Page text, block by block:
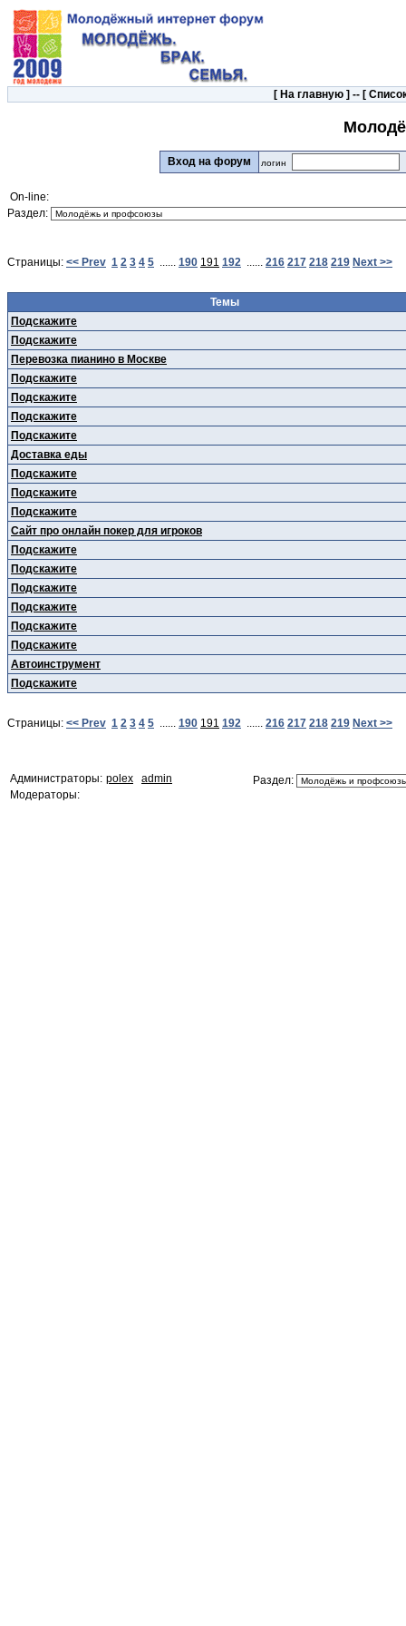
[ На главную] -- [
Вход на форум логин
On-line:
Раздел:
Страницы: << Prev 1 2 3 4 5 ...... 190 191 192 ...... 216 217 218 219 Next >>
Темы
Подскажите
Подскажите
Перевозка пианино в Москве
Подскажите
Подскажите
Подскажите
Подскажите
Доставка еды
Подскажите
Подскажите
Подскажите
Сайт про онлайн покер для игроков
Подскажите
Подскажите
Подскажите
Подскажите
Подскажите
Подскажите
Автоинструмент
Подскажите
Страницы: << Prev 1 2 3 4 5 ...... 190 191 192 ...... 216 217 218 219 Next >>
Администраторы: polex
admin
Модераторы:
Раздел: